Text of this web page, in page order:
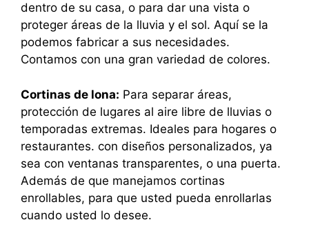
dentro de su casa, o para dar una vista o
proteger áreas de la lluvia y el sol. Aquí se la
podemos fabricar a sus necesidades.
Contamos con una gran variedad de colores.
Cortinas de lona: Para separar áreas,
protección de lugares al aire libre de lluvias o
temporadas extremas. Ideales para hogares o
restaurantes. con diseños personalizados, ya
sea con ventanas transparentes, o una puerta.
Además de que manejamos cortinas
enrollables, para que usted pueda enrollarlas
cuando usted lo desee.